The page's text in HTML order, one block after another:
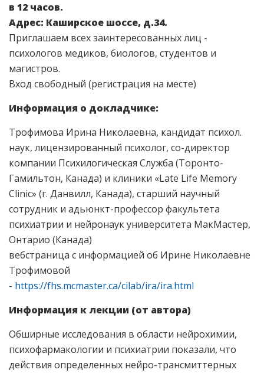
в 12 часов.
Адрес: Каширское шоссе, д.34.
Приглашаем всех заинтересованных лиц -
психологов медиков, биологов, студентов и
магистров.
Вход свободный (регистрация на месте)
Информация о докладчике:
Трофимова Ирина Николаевна, кандидат психол.
наук, лицензированный психолог, со-директор
компании Психилогическая Служба (Торонто-
Гамильтон, Канада) и клиники «Late Life Memory
Clinic» (г. Данвилл, Канада), старший научный
сотрудник и адьюнкт-профессор факультета
психиатрии и нейронаук университета МакМастер,
Онтарио (Канада)
вебстраница с информацией об Ирине Николаевне
Трофимовой
- https://fhs.mcmaster.ca/cilab/ira/ira.html
Информация к лекции (от автора)
Обширные исследования в области нейрохимии,
психофармакологии и психиатрии показали, что
действия определенных нейро-трансмиттерных